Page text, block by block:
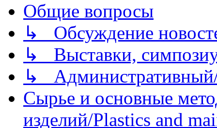
Общие вопросы
↳ Обсуждение
↳ Выставки,
↳
Сырье и основные
изделий/Plastics and